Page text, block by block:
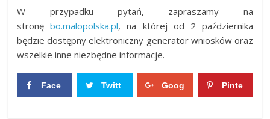
W przypadku pytań, zapraszamy na
stronębo.malopolska.pl, na której od 2 października
będzie dostępny elektroniczny generator wniosków oraz
wszelkie inne niezbędne informacje.
Face Twitt Goog Pinte